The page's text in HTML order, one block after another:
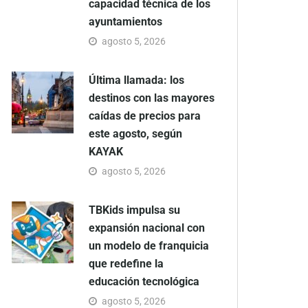
capacidad técnica de los
ayuntamientos
agosto 5, 2026
Última llamada: los
destinos con las mayores
caídas de precios para
este agosto, según
KAYAK
agosto 5, 2026
TBKids impulsa su
expansión nacional con
un modelo de franquicia
que redefine la
educación tecnológica
agosto 5, 2026